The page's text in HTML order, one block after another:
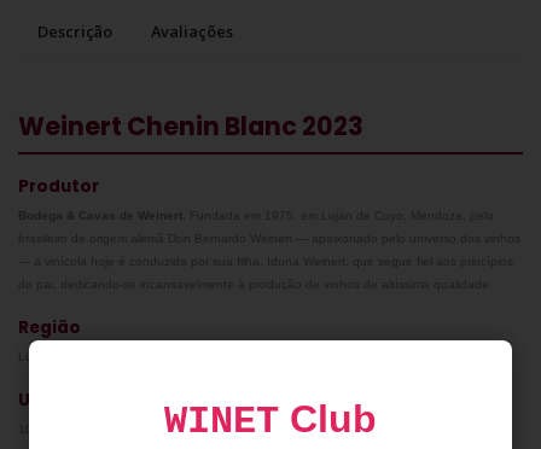
Descrição Avaliações
Weinert Chenin Blanc 2023
Produtor
Bodega & Cavas de Weinert.
Fundada em 1975, em Luján de Cuyo, Mendoza, pelo
brasileiro de origem alemã Don Bernardo Weinert — apaixonado pelo universo dos vinhos
— a vinícola hoje é conduzida por sua filha, Iduna Weinert, que segue fiel aos princípios
do pai, dedicando-se incansavelmente à produção de vinhos de altíssima qualidade.
Região
Uvas WINET Club